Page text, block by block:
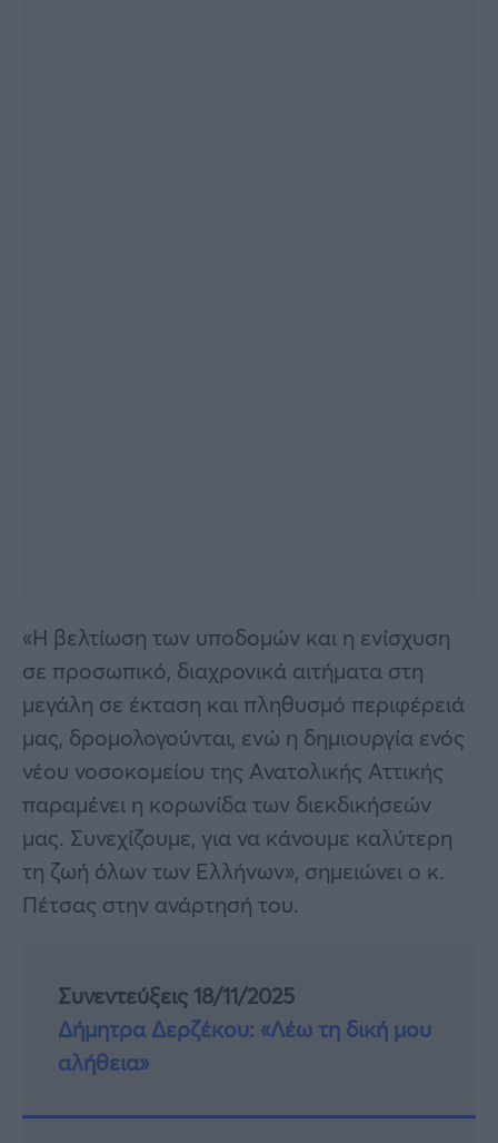
«Η βελτίωση των υποδομών και η ενίσχυση
σε προσωπικό, διαχρονικά αιτήματα στη
μεγάλη σε έκταση και πληθυσμό περιφέρειά
μας, δρομολογούνται, ενώ η δημιουργία ενός
νέου νοσοκομείου της Ανατολικής Αττικής
παραμένει η κορωνίδα των διεκδικήσεών
μας. Συνεχίζουμε, για να κάνουμε καλύτερη
τη ζωή όλων των Ελλήνων», σημειώνει ο κ.
Πέτσας στην ανάρτησή του.
Συνεντεύξεις 18/11/2025
Δήμητρα Δερζέκου: «Λέω τη δική μου
αλήθεια»